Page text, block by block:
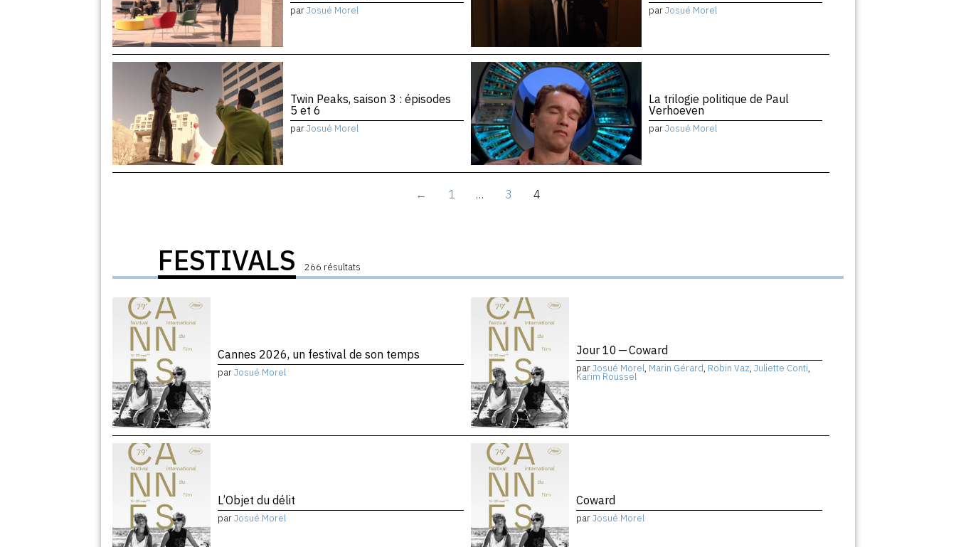
parJosué Morel parJosué Morel
Twin Peaks, saison 3 : épisodes
5 et 6
parJosué Morel
La trilogie politique de Paul
Verhoeven
parJosué Morel
← 1 … 3 4
FESTIVALS 266 résultats
Cannes 2026, un festival de son temps
parJosué Morel
Jour 10 — Coward
parJosué Morel, Marin Gérard, Robin Vaz, Juliette Conti,
Karim Roussel
L’Objet du délit
parJosué Morel
Coward
parJosué Morel